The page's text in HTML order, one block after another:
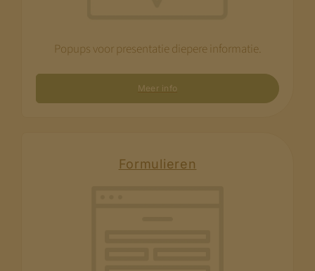
Popups voor presentatie diepere informatie.
Meer info
Formulieren